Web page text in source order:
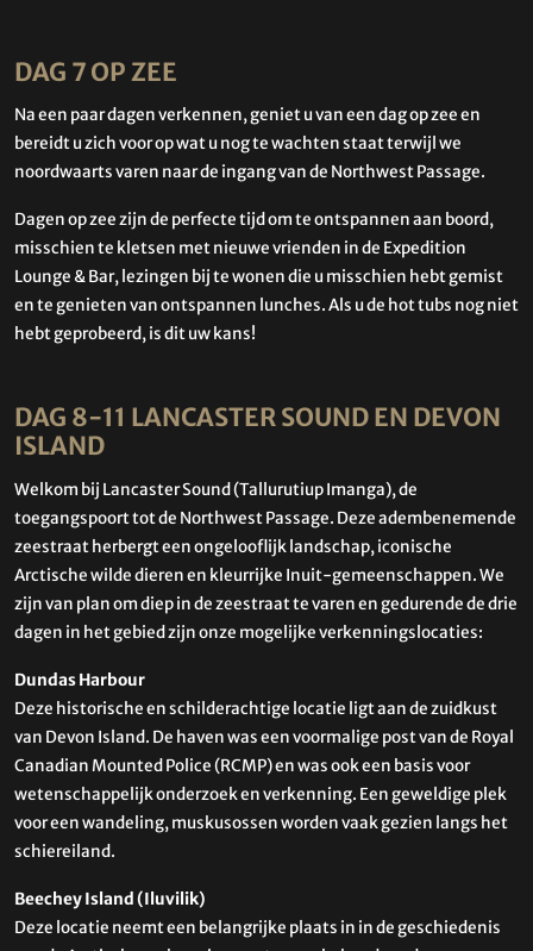
DAG 7 OP ZEE
Na een paar dagen verkennen, geniet u van een dag op zee en
bereidt u zich voor op wat u nog te wachten staat terwijl we
noordwaarts varen naar de ingang van de Northwest Passage.
Dagen op zee zijn de perfecte tijd om te ontspannen aan boord,
misschien te kletsen met nieuwe vrienden in de Expedition
Lounge & Bar, lezingen bij te wonen die u misschien hebt gemist
en te genieten van ontspannen lunches. Als u de hot tubs nog niet
hebt geprobeerd, is dit uw kans!
DAG 8-11 LANCASTER SOUND EN DEVON
ISLAND
Welkom bij Lancaster Sound (Tallurutiup Imanga), de
toegangspoort tot de Northwest Passage. Deze adembenemende
zeestraat herbergt een ongelooflijk landschap, iconische
Arctische wilde dieren en kleurrijke Inuit-gemeenschappen. We
zijn van plan om diep in de zeestraat te varen en gedurende de drie
dagen in het gebied zijn onze mogelijke verkenningslocaties:
Dundas Harbour
Deze historische en schilderachtige locatie ligt aan de zuidkust
van Devon Island. De haven was een voormalige post van de Royal
Canadian Mounted Police (RCMP) en was ook een basis voor
wetenschappelijk onderzoek en verkenning. Een geweldige plek
voor een wandeling, muskusossen worden vaak gezien langs het
schiereiland.
Beechey Island (Iluvilik)
Deze locatie neemt een belangrijke plaats in in de geschiedenis